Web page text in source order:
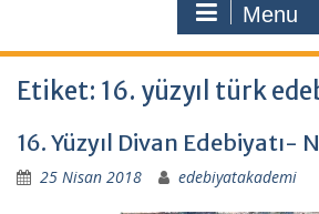
Menu
Etiket: 16. yüzyıl türk
16. Yüzyıl Divan Edebiyatı-
25 Nisan 2018 edebiyatakademi